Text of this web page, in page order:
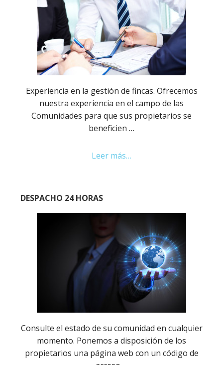
Experiencia en la gestión de fincas. Ofrecemos
nuestra experiencia en el campo de las
Comunidades para que sus propietarios se
beneficien …
Leer más…
DESPACHO 24 HORAS
Consulte el estado de su comunidad en cualquier
momento. Ponemos a disposición de los
propietarios una página web con un código de